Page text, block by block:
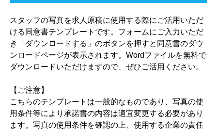
スタッフの写真を求人原稿に使用する際にご活用いただ
ける同意書テンプレートです。フォームにご入力いただ
き「ダウンロードする」のボタンを押すと同意書のダウ
ンロードページが表示されます。Wordファイルを無料で
ダウンロードいただけますので、ぜひご活用ください。
【ご注意】
こちらのテンプレートは一般的なものであり、写真の使
用条件等により承諾書の内容は適宜変更する必要があり
ます。写真の使用条件を確認の上、使用する企業の責任